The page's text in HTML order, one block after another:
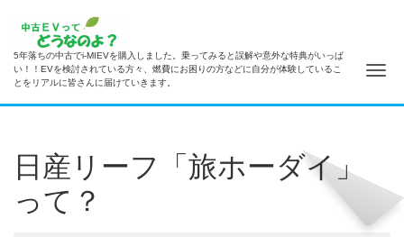
5年落ちの中古でi-MIEVを購入しました。乗ってみると誤解や意外な特典がいっぱ
い！！EVを検討されている方々、燃費にお困りの方などに自分が体験しているこ
とをリアルに皆さんに届けていきます。
ナ
日産リーフ「旅ホーダイ」
って？